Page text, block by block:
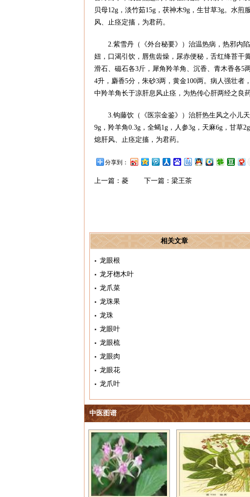
贝母12g，淡竹茹15g，茯神木9g，生甘草3g。水
风、止痉定搐，为君药。
2.紫雪丹（《外台秘要》）治温热病，热邪内
妞，口渴引饮，唇焦齿燥，尿赤便秘，舌红绛苔干
滑石、磁石各3斤，犀角羚羊角、沉香、青木香各5
4升，麝香5分，朱砂3两，黄金100两。病人强壮
中羚羊角长于凉肝息风止痉，为热传心肝两经之良
3.钩藤饮（《医宗金鉴》）治肝热生风之小儿
9g，羚羊角0.3g，全蝎1g，人参3g，天麻6g，甘草
熄肝风、止痉定搐，为君药。
分享到：
上一篇： 菱 下一篇： 梁王茶
相关文章
龙眼根
龙牙楤木叶
龙爪菜
龙珠果
龙珠
龙眼叶
龙眼梳
龙眼肉
龙眼花
龙爪叶
中医图谱